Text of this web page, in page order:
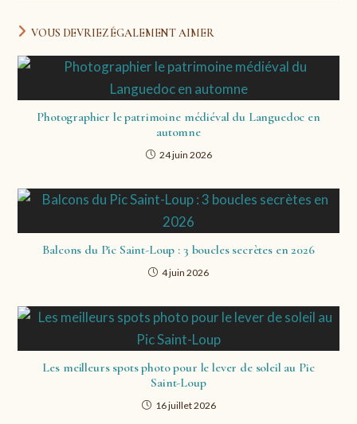
VOUS DEVRIEZ ÉGALEMENT AIMER
Photographier le patrimoine médiéval du Languedoc en
automne
24 juin 2026
Balcons du Pic Saint-Loup : 3 boucles secrètes en 2026
4 juin 2026
Les meilleurs spots photo pour le lever de soleil au Pic
Saint-Loup
16 juillet 2026